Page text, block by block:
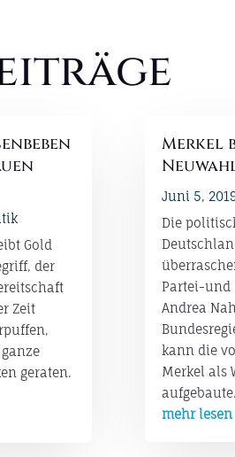
Gold
der
Zeit
geraten.
Merkel
Juni 5,
Die
Partei-und
Andrea
kann die
Merkel als
mehr lesen